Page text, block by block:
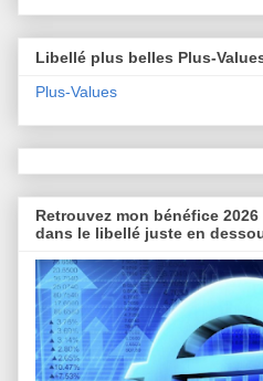
Libellé plus belles Plus-
Plus-Values
Retrouvez mon bénéfice
dans le libellé juste en